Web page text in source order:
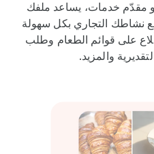
مقدّم خدمات، يساعد ملفك
نشاطك التجاري بكل سهولة
على قوائم الطعام وطلب
والمزيد.